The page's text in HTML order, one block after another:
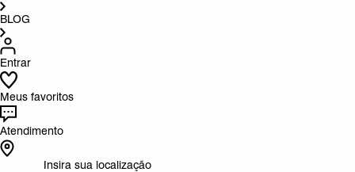
BLOG
Entrar
Meus favoritos
Atendimento
Insira sua localização